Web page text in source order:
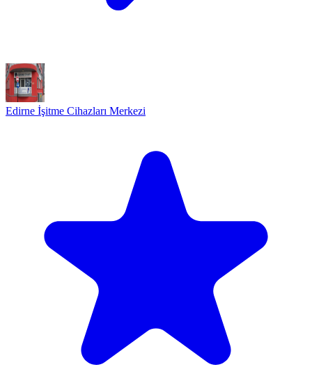
Edirne İşitme Cihazları Merkezi